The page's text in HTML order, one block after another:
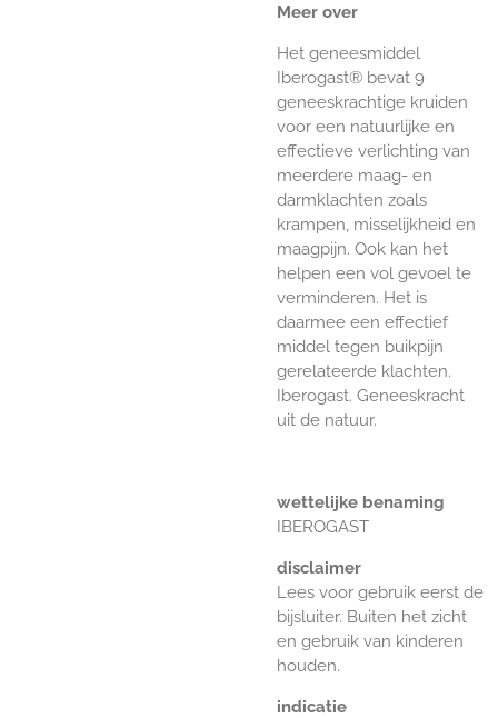
Meer over
Het geneesmiddel
Iberogast® bevat 9
geneeskrachtige kruiden
voor een natuurlijke en
effectieve verlichting van
meerdere maag- en
darmklachten zoals
krampen, misselijkheid en
maagpijn. Ook kan het
helpen een vol gevoel te
verminderen. Het is
daarmee een effectief
middel tegen buikpijn
gerelateerde klachten.
Iberogast. Geneeskracht
uit de natuur.
wettelijke benaming
IBEROGAST
disclaimer
Lees voor gebruik eerst de
bijsluiter. Buiten het zicht
en gebruik van kinderen
houden.
indicatie